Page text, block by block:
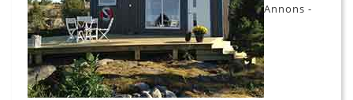
Annons -